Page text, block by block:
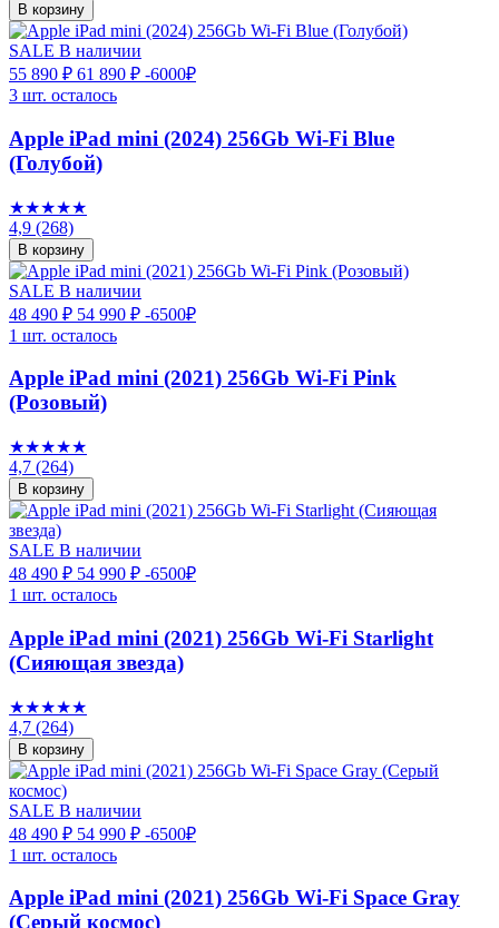
В корзину
SALE В наличии
55 890 ₽ 61 890 ₽ -6000₽
3 шт. осталось
Apple iPad mini (2024) 256Gb Wi-Fi Blue
(Голубой)
★★★★★
4,9 (268)
В корзину
SALE В наличии
48 490 ₽ 54 990 ₽ -6500₽
1 шт. осталось
Apple iPad mini (2021) 256Gb Wi-Fi Pink
(Розовый)
★★★★★
4,7 (264)
В корзину
SALE В наличии
48 490 ₽ 54 990 ₽ -6500₽
1 шт. осталось
Apple iPad mini (2021) 256Gb Wi-Fi Starlight
(Сияющая звезда)
★★★★★
4,7 (264)
В корзину
SALE В наличии
48 490 ₽ 54 990 ₽ -6500₽
1 шт. осталось
Apple iPad mini (2021) 256Gb Wi-Fi Space Gray
(Серый космос)